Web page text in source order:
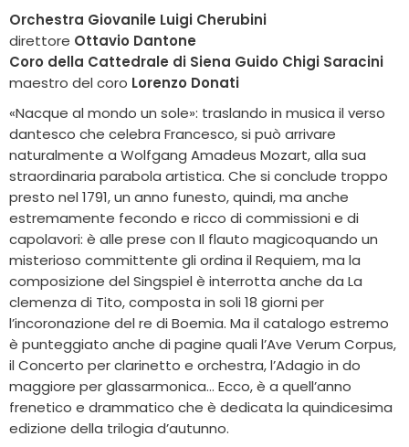
Orchestra Giovanile Luigi Cherubini
direttore Ottavio Dantone
Coro della Cattedrale di Siena Guido Chigi Saracini
maestro del coro Lorenzo Donati
«Nacque al mondo un sole»: traslando in musica il verso
dantesco che celebra Francesco, si può arrivare
naturalmente a Wolfgang Amadeus Mozart, alla sua
straordinaria parabola artistica. Che si conclude troppo
presto nel 1791, un anno funesto, quindi, ma anche
estremamente fecondo e ricco di commissioni e di
capolavori: è alle prese con Il flauto magicoquando un
misterioso committente gli ordina il Requiem, ma la
composizione del Singspiel è interrotta anche da La
clemenza di Tito, composta in soli 18 giorni per
l’incoronazione del re di Boemia. Ma il catalogo estremo
è punteggiato anche di pagine quali l’Ave Verum Corpus,
il Concerto per clarinetto e orchestra, l’Adagio in do
maggiore per glassarmonica… Ecco, è a quell’anno
frenetico e drammatico che è dedicata la quindicesima
edizione della trilogia d’autunno.